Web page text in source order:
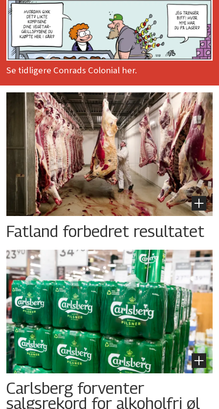
Se tidligere Conrads Colonial her.
Fatland forbedret resultatet
Carlsberg forventer
salgsrekord for alkoholfri øl